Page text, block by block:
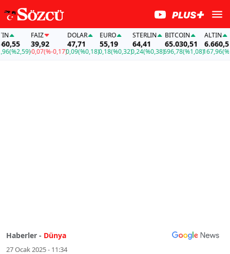
FAİZ
39,92
-0,07(%-0,17)
DOLAR
47,71
0,09(%0,18)
EURO
55,19
0,18(%0,32)
STERLIN
64,41
0,24(%0,38)
BITCOIN
65.030,51
696,78(%1,08)
ALTIN
6.660,55
167,96
Haberler - Dünya
27 Ocak 2025 - 11:34